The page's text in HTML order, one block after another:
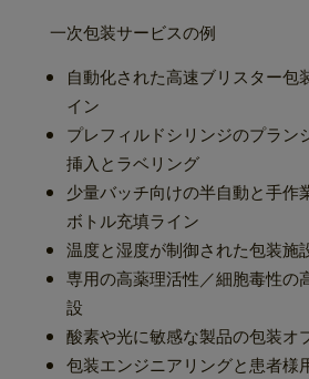
一次包装サービスの例
自動化された高速ブリスター包
イン
プレフィルドシリンジのプラン
挿入とラベリング
少量バッチ向けの半自動と手作
ボトル充填ライン
温度と湿度が制御された包装施
専用の高薬理活性／細胞毒性の
設
酸素や光に敏感な製品の包装オ
包装エンジニアリングと患者様